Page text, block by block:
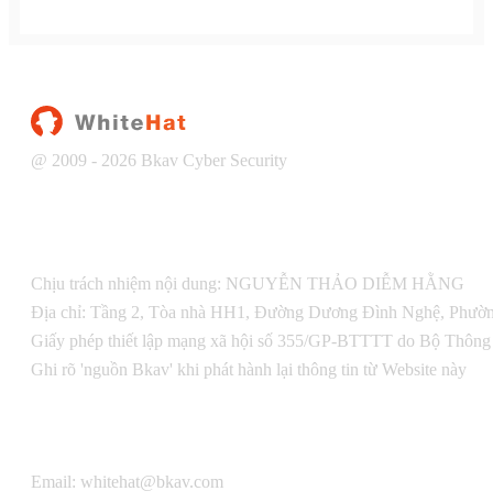
@ 2009 - 2026 Bkav Cyber Security
Chịu trách nhiệm nội dung: NGUYỄN THẢO DIỄM HẰNG
Địa chỉ: Tầng 2, Tòa nhà HH1, Đường Dương Đình Nghệ,
Giấy phép thiết lập mạng xã hội số 355/GP-BTTTT do Bộ
Ghi rõ 'nguồn Bkav' khi phát hành lại thông tin từ Website này
Email: whitehat@bkav.com